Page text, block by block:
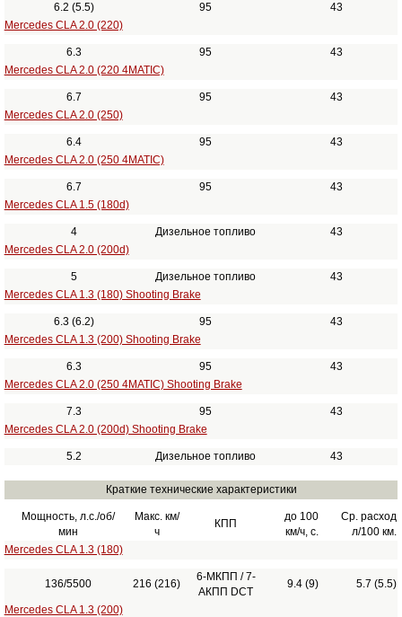
6.2 (5.5) 95
43
Mercedes CLA 2.0 (220)
6.3 95
43
Mercedes CLA 2.0 (220 4MATIC)
6.7 95
43
Mercedes CLA 2.0 (250)
6.4 95
43
Mercedes CLA 2.0 (250 4MATIC)
6.7 95
43
Mercedes CLA 1.5 (180d)
4 Дизельное топливо
43
Mercedes CLA 2.0 (200d)
5 Дизельное топливо
43
Mercedes CLA 1.3 (180) Shooting Brake
6.3 (6.2) 95
43
Mercedes CLA 1.3 (200) Shooting Brake
6.3 95
43
Mercedes CLA 2.0 (250 4MATIC) Shooting Brake
7.3 95
43
Mercedes CLA 2.0 (200d) Shooting Brake
5.2 Дизельное топливо 43
Краткие технические характеристики
Мощность, л.с./об/
мин
Макс. км/
ч
КПП
до 100
км/ч, с.
Ср. расход
л/100 км.
Mercedes CLA 1.3 (180)
136/5500 216 (216)
6-МКПП / 7-
АКПП DCT
9.4 (9) 5.7 (5.5)
Mercedes CLA 1.3 (200)